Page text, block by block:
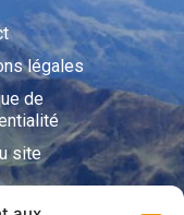
légales
de
site